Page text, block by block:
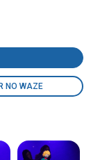
NO WAZE